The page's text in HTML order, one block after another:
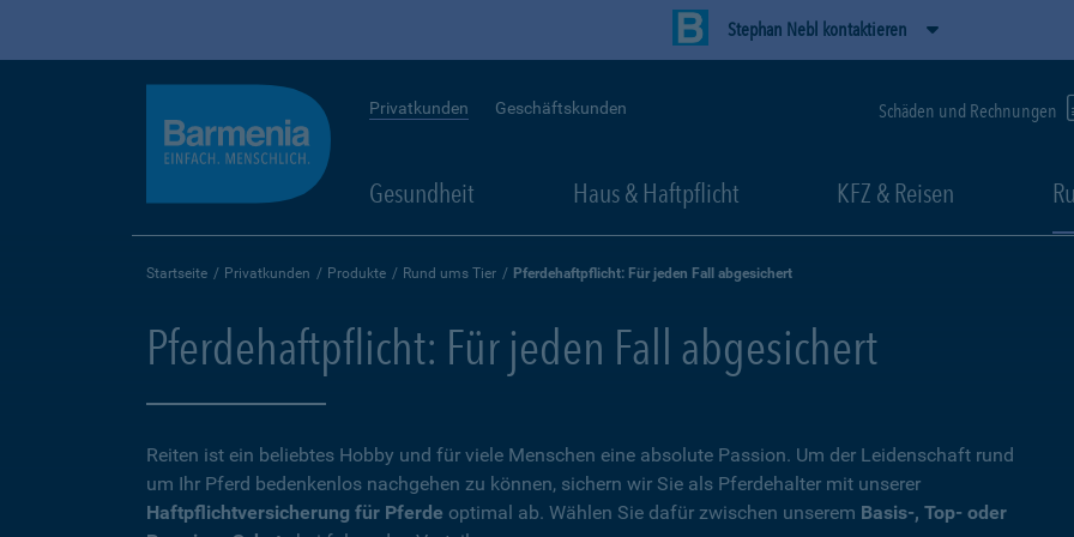
Stephan Nebl kontaktieren
Privatkunden Geschäftskunden Schäden und Rechnungen
Gesundheit Haus & Haftpflicht KFZ & Reisen
Startseite Privatkunden Produkte Rund ums Tier Pferdehaftpflicht: Für jeden Fall abgesichert
Pferdehaftpflicht: Für jeden Fall abgesichert
Reiten ist ein beliebtes Hobby und für viele Menschen eine absolute Passion. Um der Leidenschaft rund
um Ihr Pferd bedenkenlos nachgehen zu können, sichern wir Sie als Pferdehalter mit unserer
Haftpflichtversicherung für Pferde optimal ab. Wählen Sie dafür zwischen unserem Basis-, Top- oder